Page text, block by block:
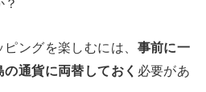
ングを楽しむには、 事前に一
通貨に両替しておく 必要があ